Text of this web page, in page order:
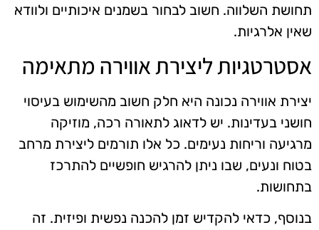
תחושת השלווה. חשוב לבחור בשמנים איכותיים ולוודא
שאין אלרגיות.
אסטרטגיות ליצירת אווירה מתאימה
יצירת אווירה נכונה היא חלק חשוב מהשימוש בעיסוי
חושני בעדינות. יש לדאוג לתאורה רכה, מוזיקה
מרגיעה וריחות נעימים. כל אלו תורמים ליצירת מרחב
בטוח ונעים, שבו ניתן להרגיש חופשיים להתרכז
בתחושות.
בנוסף, כדאי להקדיש זמן להכנה נפשית ופיזית. זה